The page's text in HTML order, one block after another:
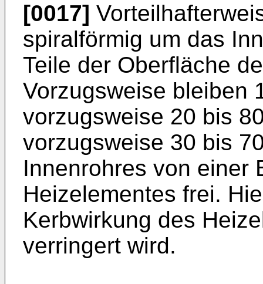
[0017]
spiralförmig um das
Teile der Oberfläche
Vorzugsweise bleiben
vorzugsweise 20 bis
vorzugsweise 30 bis
Innenrohres von einer
Heizelementes frei.
Kerbwirkung des
verringert wird.